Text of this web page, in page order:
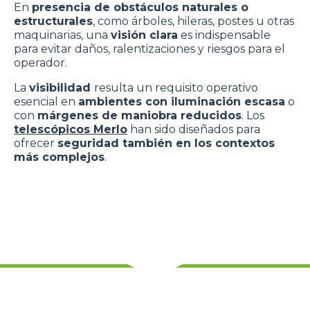
En presencia de obstáculos naturales o
estructurales, como árboles, hileras, postes u otras
maquinarias, una visión clara es indispensable
para evitar daños, ralentizaciones y riesgos para el
operador.
La visibilidad resulta un requisito operativo
esencial en ambientes con iluminación escasa o
con márgenes de maniobra reducidos. Los
telescópicos Merlo han sido diseñados para
ofrecer seguridad también en los contextos
más complejos.